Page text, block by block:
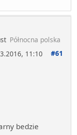
Północna polska
#61
11:10
bedzie